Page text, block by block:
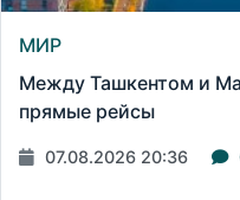
МИР
Между Ташкентом и
прямые рейсы
07.08.2026 20:36